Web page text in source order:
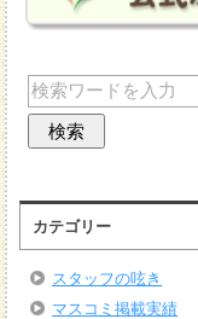
カテゴリー
スタッフの呟き
マスコミ掲載実績